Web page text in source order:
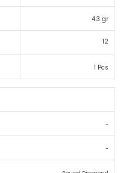
4.3 gr
12
1 Pcs
-
-